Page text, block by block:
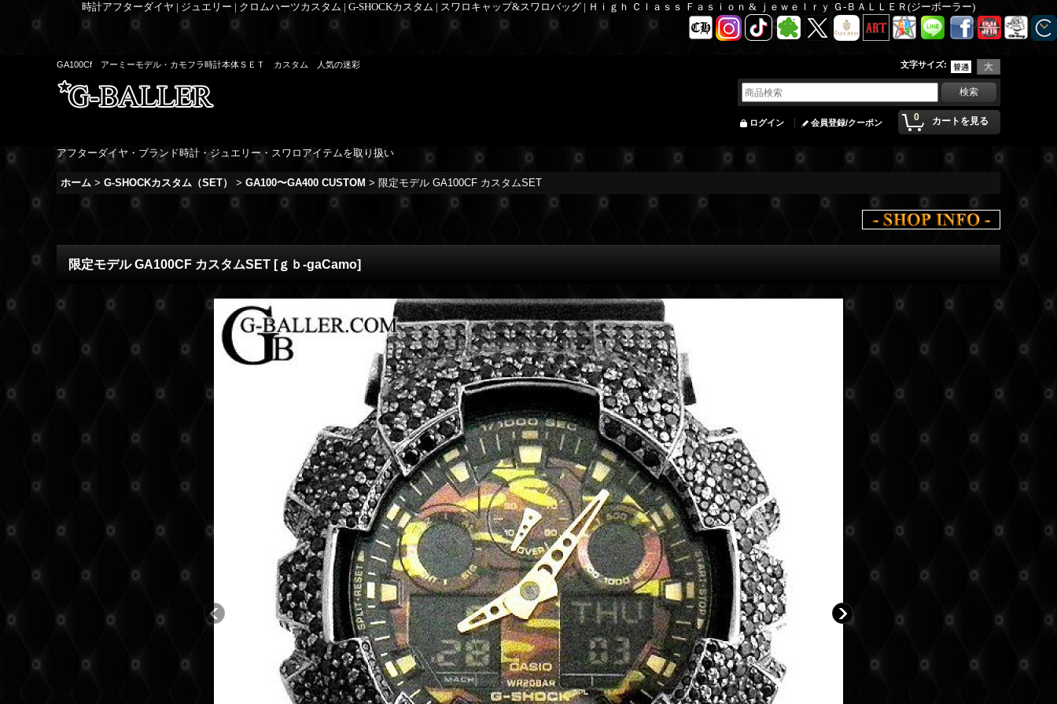
時計アフターダイヤ | ジュエリー | クロムハーツカスタム | G-SHOCKカスタム | スワロキャップ&スワロバッグ | Ｈｉｇｈ Ｃｌａｓｓ Ｆａｓｉｏｎ & ｊｅｗｅｌｒｙ Ｇ-ＢＡＬＬＥＲ(ジーボーラー)
GA100Cf アーミーモデル・カモフラ時計本体ＳＥＴ カスタム 人気の迷彩 文字サイズ:
0 カートを見る
ログイン 会員登録/クーポン
アフターダイヤ・ブランド時計・ジュエリー・スワロアイテムを取り扱い
ホーム > G-SHOCKカスタム（SET） > GA100〜GA400 CUSTOM > 限定モデル GA100CF カスタムSET
限定モデル GA100CF カスタムSET [ｇｂ-gaCamo]